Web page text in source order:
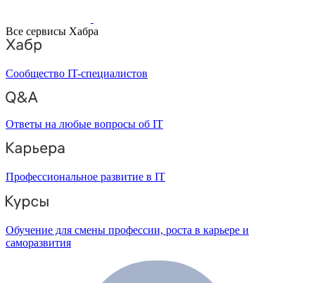
Все сервисы Хабра
Сообщество IT-специалистов
Ответы на любые вопросы об IT
Профессиональное развитие в IT
Обучение для смены профессии, роста в карьере и
саморазвития